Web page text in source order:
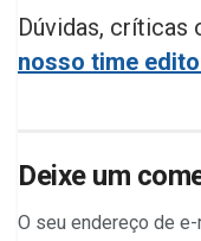
Dúvidas, críticas
nosso time
Deixe um
O seu endereço de